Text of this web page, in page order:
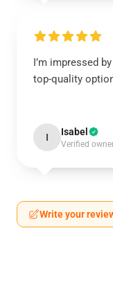
I’m impressed
top-quality
I Isabel
Verified
Write your